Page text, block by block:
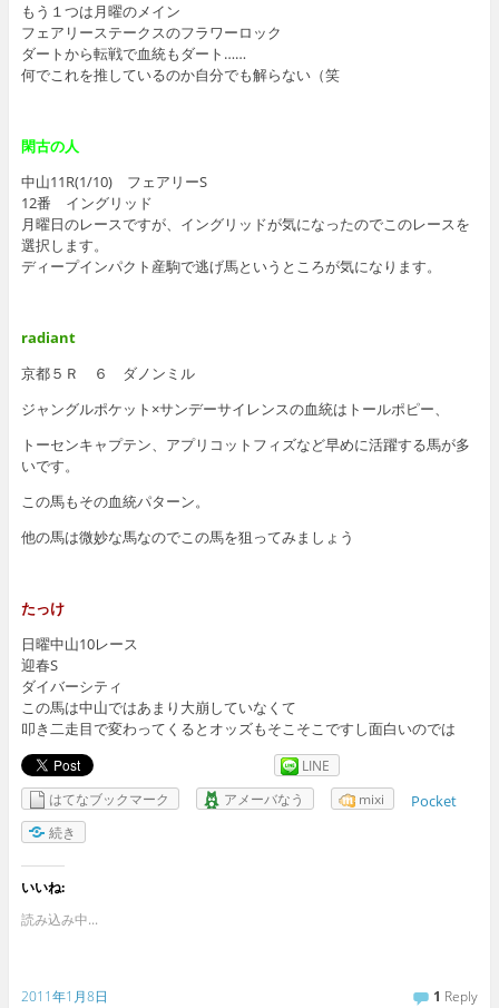
もう１つは月曜のメイン
フェアリーステークスのフラワーロック
ダートから転戦で血統もダート……
何でこれを推しているのか自分でも解らない（笑
閑古の人
中山11R(1/10) フェアリーS
12番 イングリッド
月曜日のレースですが、イングリッドが気になったのでこのレースを
選択します。
ディープインパクト産駒で逃げ馬というところが気になります。
radiant
京都５Ｒ ６ ダノンミル
ジャングルポケット×サンデーサイレンスの血統はトールポピー、
トーセンキャプテン、アプリコットフィズなど早めに活躍する馬が多
いです。
この馬もその血統パターン。
他の馬は微妙な馬なのでこの馬を狙ってみましょう
たっけ
日曜中山10レース
迎春S
ダイバーシティ
この馬は中山ではあまり大崩していなくて
叩き二走目で変わってくるとオッズもそこそこですし面白いのでは
LINE
はてなブックマーク
アメーバなう mixi Pocket
続き
いいね:
読み込み中...
2011年1月8日 1 Reply